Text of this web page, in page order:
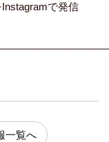
で発信
一覧へ